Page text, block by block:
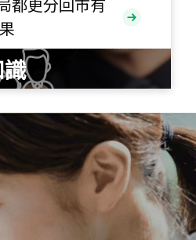
總價
1,020萬
總價
490萬
都更分回市有